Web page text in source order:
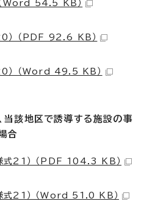
（Word 54.5 KB）
） （PDF 92.6 KB）
） （Word 49.5 KB）
当該地区で誘導する施設の事
合
式21） （PDF 104.3 KB）
式21） （Word 51.0 KB）